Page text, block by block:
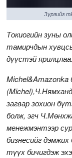
Зургийг
Токиогийн зуны
тамирчдын
дүүстэй ярилцлаа.
Michel&Amazonka
загвар зохион
болж, эгч
менежмэнтээр
бизнесийг
түүх бичигдэж